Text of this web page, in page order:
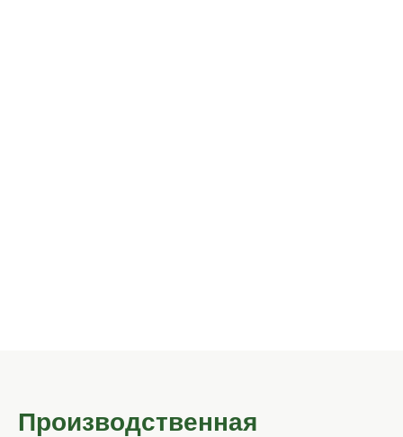
Производственная